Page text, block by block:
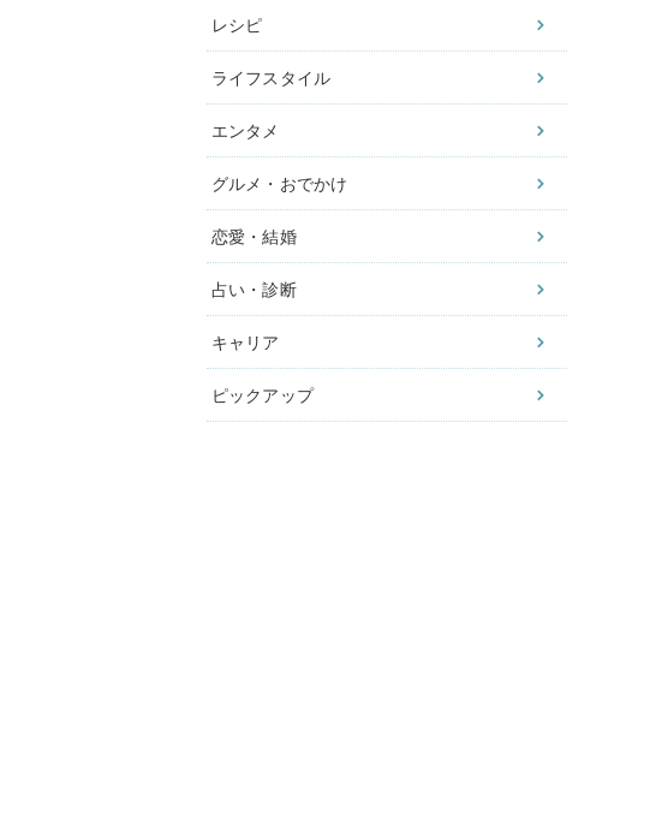
レシピ
ライフスタイル
エンタメ
グルメ・おでかけ
恋愛・結婚
占い・診断
キャリア
ピックアップ